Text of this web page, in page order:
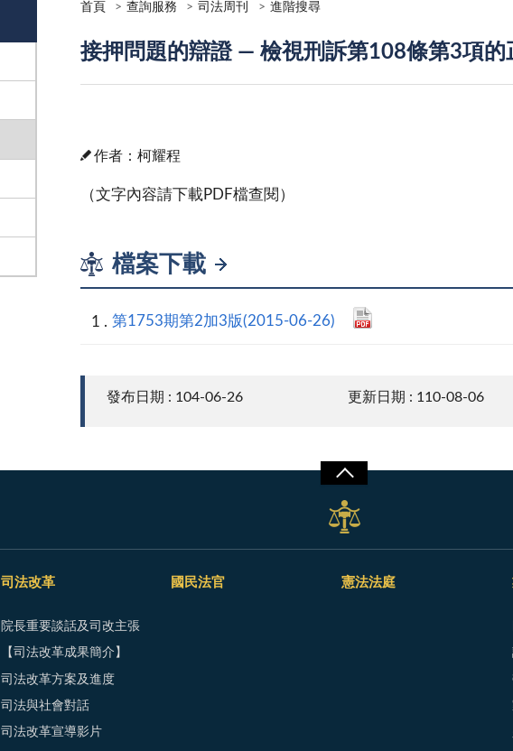
首頁 查詢服務 司法周刊 進階搜尋
接押問題的辯證 — 檢視刑訴第108條第3項的
作者：柯耀程
（文字內容請下載PDF檔查閱）
檔案下載
第1753期第2加3版(2015-06-26)
發布日期 : 104-06-26 更新日期 : 110-08-06
司法改革
院長重要談話及司改主張
【司法改革成果簡介】
司法改革方案及進度
司法與社會對話
司法改革宣導影片
國民法官 憲法法庭